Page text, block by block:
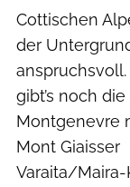
Cottischen
der
gibt’s noch
Montgenevre
Mont Giaisser
Varaita/